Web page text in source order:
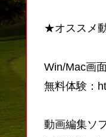
★オススメ
Win/Mac画
無料体験：
動画編集ソ